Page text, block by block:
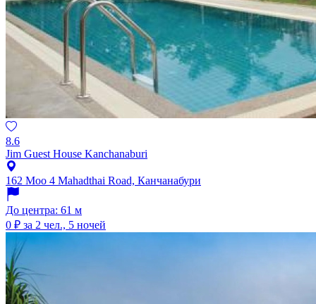
8.6
Jim Guest House Kanchanaburi
162 Moo 4 Mahadthai Road, Канчанабури
До центра: 61 м
0 ₽ за 2 чел., 5 ночей